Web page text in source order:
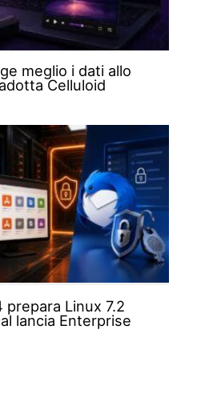
meglio i dati allo
Celluloid
prepara Linux 7.2
lancia Enterprise